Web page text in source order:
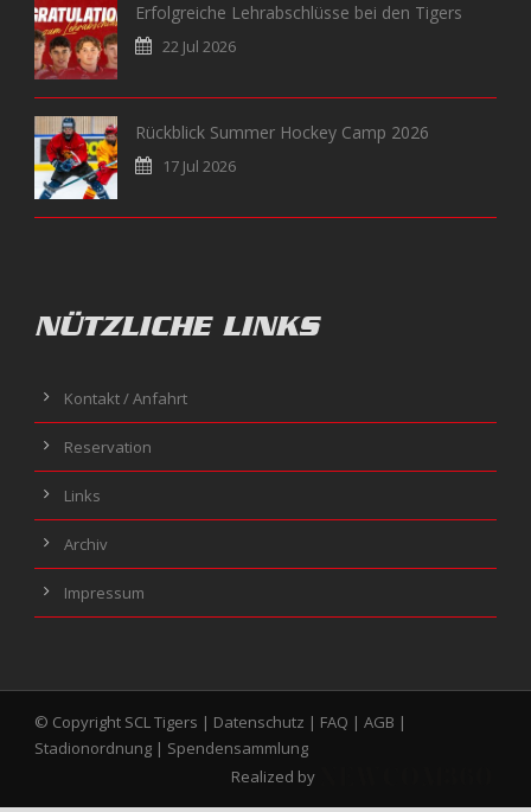
Erfolgreiche Lehrabschlüsse bei den Tigers
22 Jul 2026
Rückblick Summer Hockey Camp 2026
17 Jul 2026
NÜTZLICHE LINKS
Kontakt / Anfahrt
Reservation
Links
Archiv
Impressum
© Copyright SCL Tigers | Datenschutz | FAQ | AGB |
Stadionordnung | Spendensammlung
Realized by